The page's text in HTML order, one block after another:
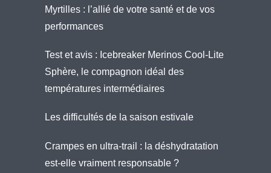
Myrtilles : l’allié de votre santé et de vos
performances
Test et avis : Icebreaker Merinos Cool-Lite
Sphère, le compagnon idéal des
températures intermédiaires
Les difficultés de la saison estivale
Crampes en ultra-trail : la déshydratation
est-elle vraiment responsable ?